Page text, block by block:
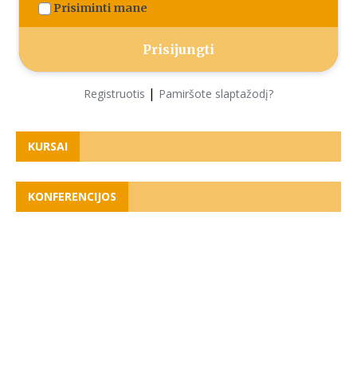
Prisiminti mane
Registruotis | Pamiršote slaptažodį?
KURSAI
KONFERENCIJOS